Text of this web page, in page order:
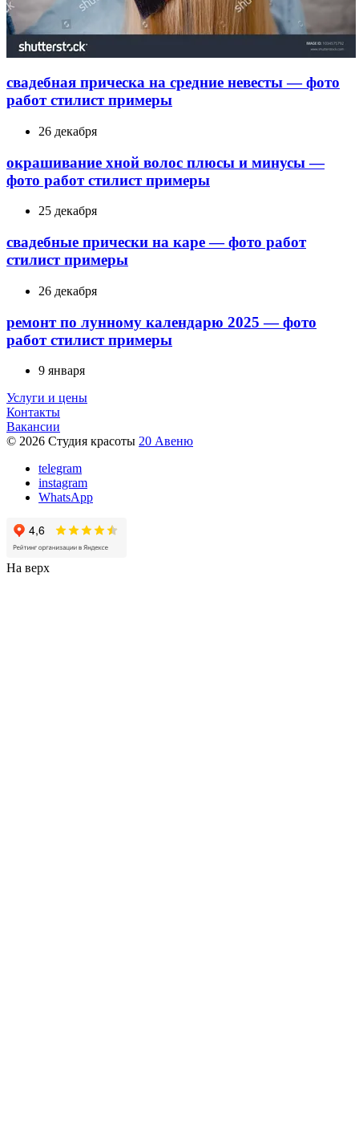
свадебная прическа на средние невесты — фото
работ стилист примеры
26 декабря
окрашивание хной волос плюсы и минусы —
фото работ стилист примеры
25 декабря
свадебные прически на каре — фото работ
стилист примеры
26 декабря
ремонт по лунному календарю 2025 — фото
работ стилист примеры
9 января
Услуги и цены
Контакты
Вакансии
© 2026 Студия красоты 20 Авеню
telegram
instagram
WhatsApp
На верх